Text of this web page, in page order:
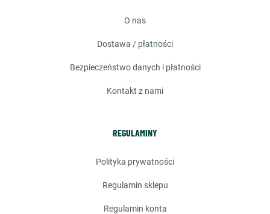
o nas
dostawa / płatności
bezpieczeństwo danych i płatności
kontakt z nami
REGULAMINY
polityka prywatności
regulamin sklepu
regulamin konta